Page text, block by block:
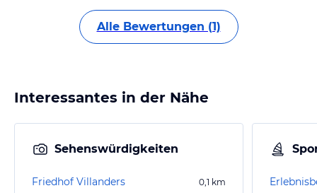
Alle Bewertungen (1)
Interessantes in der Nähe
Sehenswürdigkeiten
Friedhof Villanders 0,1 km